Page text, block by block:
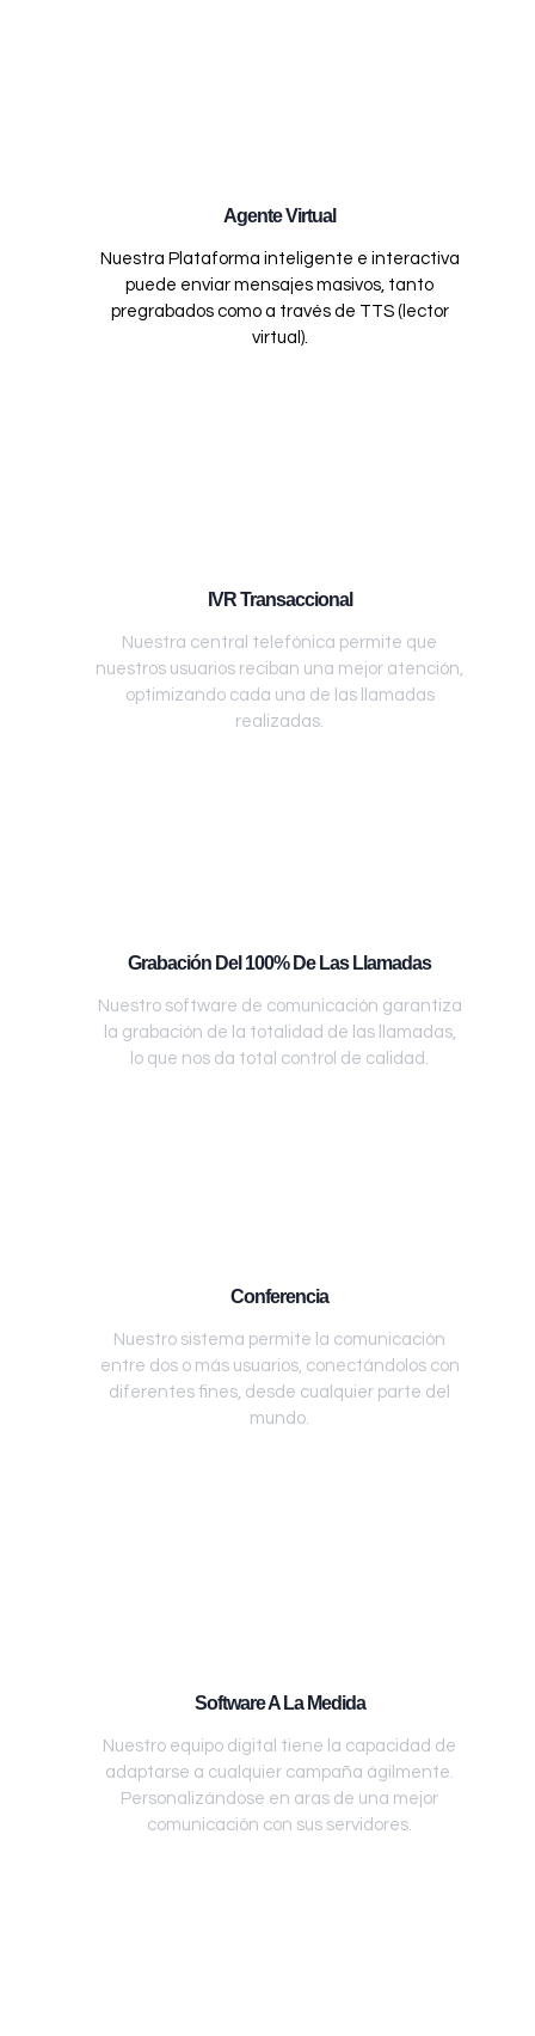
Agente Virtual
Nuestra Plataforma inteligente e interactiva
puede enviar mensajes masivos, tanto
pregrabados como a través de TTS (lector
virtual).
IVR Transaccional
Nuestra central telefónica permite que
nuestros usuarios reciban una mejor atención,
optimizando cada una de las llamadas
realizadas.
Grabación Del 100% De Las Llamadas
Nuestro software de comunicación garantiza
la grabación de la totalidad de las llamadas,
lo que nos da total control de calidad.
Conferencia
Nuestro sistema permite la comunicación
entre dos o más usuarios, conectándolos con
diferentes fines, desde cualquier parte del
mundo.
Software A La Medida
Nuestro equipo digital tiene la capacidad de
adaptarse a cualquier campaña ágilmente.
Personalizándose en aras de una mejor
comunicación con sus servidores.